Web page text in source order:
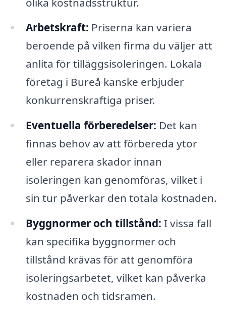
Arbetskraft: Priserna kan variera
beroende på vilken firma du väljer att
anlita för tilläggsisoleringen. Lokala
företag i Bureå kanske erbjuder
konkurrenskraftiga priser.
Eventuella förberedelser: Det kan
finnas behov av att förbereda ytor
eller reparera skador innan
isoleringen kan genomföras, vilket i
sin tur påverkar den totala kostnaden.
Byggnormer och tillstånd: I vissa fall
kan specifika byggnormer och
tillstånd krävas för att genomföra
isoleringsarbetet, vilket kan påverka
kostnaden och tidsramen.